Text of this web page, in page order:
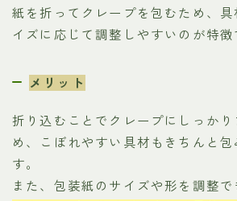
紙を折ってクレープを包むため、
イズに応じて調整しやすいのが特徴
メリット
折り込むことでクレープにしっかり
め、こぼれやすい具材もきちんと
す。
また、包装紙のサイズや形を調整で